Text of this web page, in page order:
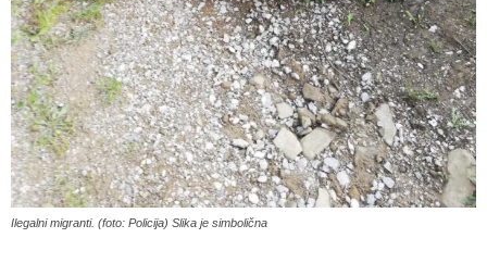
Ilegalni migranti. (foto: Policija) Slika je simbolična